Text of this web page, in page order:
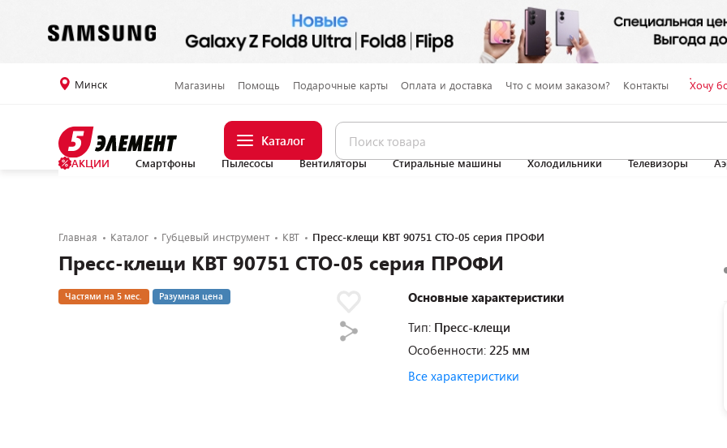
Минск Магазины Помощь Подарочные карты Оплата и доставка Что с моим заказом? Контакты Хочу
Каталог
АКЦИИ Смартфоны Пылесосы Вентиляторы Стиральные машины Холодильники Телевизоры
Главная Каталог Губцевый инструмент КВТ Пресс-клещи КВТ 90751 СТО-05 серия ПРОФИ
Пресс-клещи КВТ 90751 СТО-05 серия ПРОФИ
Частями на 5 мес. Разумная цена
Основные характеристики
Тип: Пресс-клещи
Особенности: 225 мм
Все характеристики